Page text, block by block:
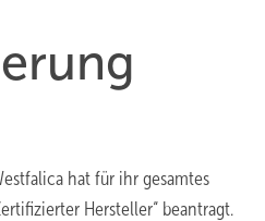
hat für ihr gesamtes
Hersteller“ beantragt.